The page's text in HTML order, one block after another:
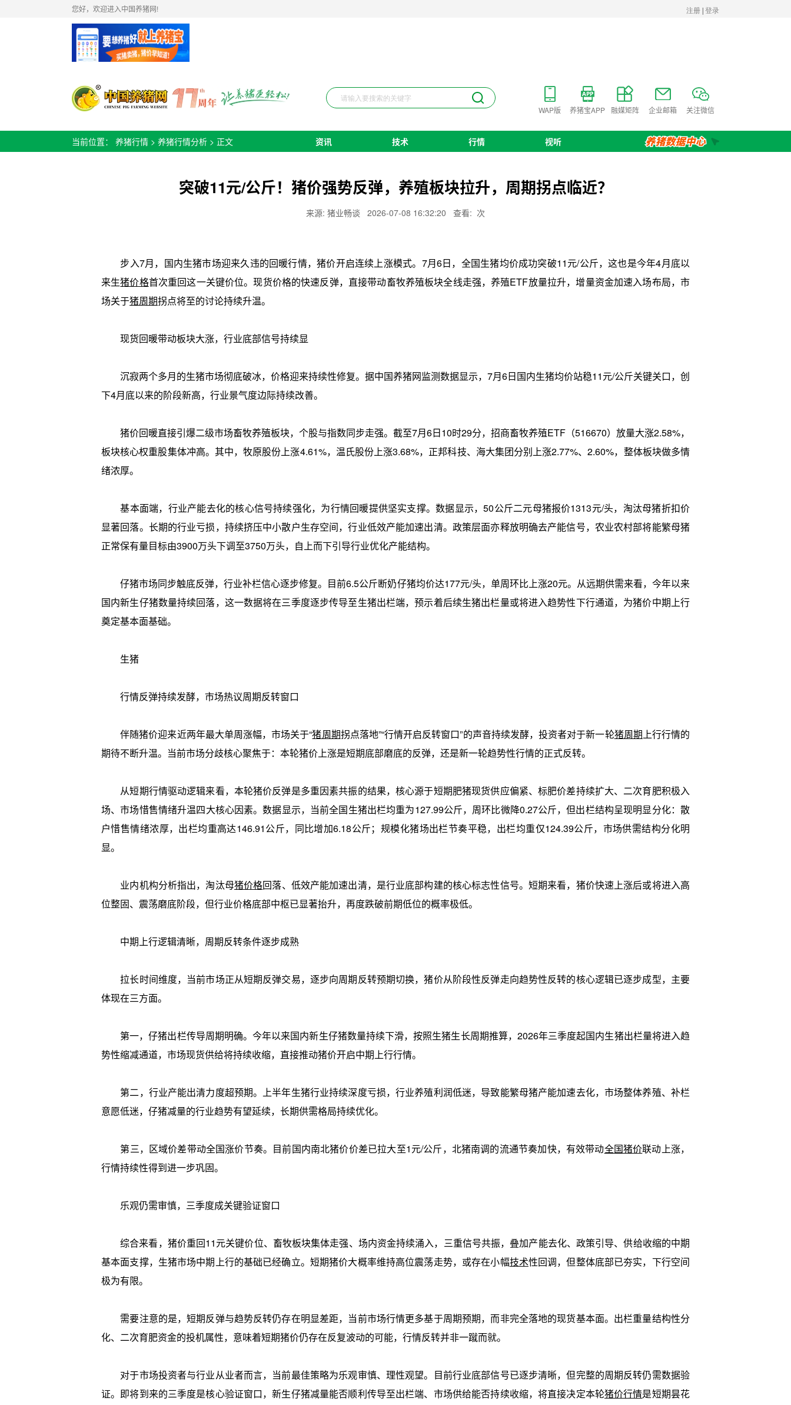
您好，欢迎进入中国养猪网!
WAP版 养猪宝APP 融媒矩阵 企业邮箱 关注微信
当前位置： 养猪行情 > 养猪行情分析 > 正文 资讯 技术 行情 视听
突破11元/公斤！猪价强势反弹，养殖板块拉升，周期拐点临近？
来源: 猪业畅谈 2026-07-08 16:32:20 查看: 次
步入7月，国内生猪市场迎来久违的回暖行情，猪价开启连续上涨模式。7月6日，全国生猪均价成功突破11元/公斤，这也是今年4月底以
来生猪价格首次重回这一关键价位。现货价格的快速反弹，直接带动畜牧养殖板块全线走强，养殖ETF放量拉升，增量资金加速入场布局，市
场关于猪周期拐点将至的讨论持续升温。
现货回暖带动板块大涨，行业底部信号持续显
沉寂两个多月的生猪市场彻底破冰，价格迎来持续性修复。据中国养猪网监测数据显示，7月6日国内生猪均价站稳11元/公斤关键关口，创
下4月底以来的阶段新高，行业景气度边际持续改善。
猪价回暖直接引爆二级市场畜牧养殖板块，个股与指数同步走强。截至7月6日10时29分，招商畜牧养殖ETF（516670）放量大涨2.58%，
板块核心权重股集体冲高。其中，牧原股份上涨4.61%，温氏股份上涨3.68%，正邦科技、海大集团分别上涨2.77%、2.60%，整体板块做多情
绪浓厚。
基本面端，行业产能去化的核心信号持续强化，为行情回暖提供坚实支撑。数据显示，50公斤二元母猪报价1313元/头，淘汰母猪折扣价
显著回落。长期的行业亏损，持续挤压中小散户生存空间，行业低效产能加速出清。政策层面亦释放明确去产能信号，农业农村部将能繁母猪
正常保有量目标由3900万头下调至3750万头，自上而下引导行业优化产能结构。
仔猪市场同步触底反弹，行业补栏信心逐步修复。目前6.5公斤断奶仔猪均价达177元/头，单周环比上涨20元。从远期供需来看，今年以来
国内新生仔猪数量持续回落，这一数据将在三季度逐步传导至生猪出栏端，预示着后续生猪出栏量或将进入趋势性下行通道，为猪价中期上行
奠定基本面基础。
生猪
行情反弹持续发酵，市场热议周期反转窗口
伴随猪价迎来近两年最大单周涨幅，市场关于“猪周期拐点落地”“行情开启反转窗口”的声音持续发酵，投资者对于新一轮猪周期上行行情的
期待不断升温。当前市场分歧核心聚焦于：本轮猪价上涨是短期底部磨底的反弹，还是新一轮趋势性行情的正式反转。
从短期行情驱动逻辑来看，本轮猪价反弹是多重因素共振的结果，核心源于短期肥猪现货供应偏紧、标肥价差持续扩大、二次育肥积极入
场、市场惜售情绪升温四大核心因素。数据显示，当前全国生猪出栏均重为127.99公斤，周环比微降0.27公斤，但出栏结构呈现明显分化：散
户惜售情绪浓厚，出栏均重高达146.91公斤，同比增加6.18公斤；规模化猪场出栏节奏平稳，出栏均重仅124.39公斤，市场供需结构分化明
显。
业内机构分析指出，淘汰母猪价格回落、低效产能加速出清，是行业底部构建的核心标志性信号。短期来看，猪价快速上涨后或将进入高
位整固、震荡磨底阶段，但行业价格底部中枢已显著抬升，再度跌破前期低位的概率极低。
中期上行逻辑清晰，周期反转条件逐步成熟
拉长时间维度，当前市场正从短期反弹交易，逐步向周期反转预期切换，猪价从阶段性反弹走向趋势性反转的核心逻辑已逐步成型，主要
体现在三方面。
第一，仔猪出栏传导周期明确。今年以来国内新生仔猪数量持续下滑，按照生猪生长周期推算，2026年三季度起国内生猪出栏量将进入趋
势性缩减通道，市场现货供给将持续收缩，直接推动猪价开启中期上行行情。
第二，行业产能出清力度超预期。上半年生猪行业持续深度亏损，行业养殖利润低迷，导致能繁母猪产能加速去化，市场整体养殖、补栏
意愿低迷，仔猪减量的行业趋势有望延续，长期供需格局持续优化。
第三，区域价差带动全国涨价节奏。目前国内南北猪价价差已拉大至1元/公斤，北猪南调的流通节奏加快，有效带动全国猪价联动上涨，
行情持续性得到进一步巩固。
乐观仍需审慎，三季度成关键验证窗口
综合来看，猪价重回11元关键价位、畜牧板块集体走强、场内资金持续涌入，三重信号共振，叠加产能去化、政策引导、供给收缩的中期
基本面支撑，生猪市场中期上行的基础已经确立。短期猪价大概率维持高位震荡走势，或存在小幅技术性回调，但整体底部已夯实，下行空间
极为有限。
需要注意的是，短期反弹与趋势反转仍存在明显差距，当前市场行情更多基于周期预期，而非完全落地的现货基本面。出栏重量结构性分
化、二次育肥资金的投机属性，意味着短期猪价仍存在反复波动的可能，行情反转并非一蹴而就。
对于市场投资者与行业从业者而言，当前最佳策略为乐观审慎、理性观望。目前行业底部信号已逐步清晰，但完整的周期反转仍需数据验
证。即将到来的三季度是核心验证窗口，新生仔猪减量能否顺利传导至出栏端、市场供给能否持续收缩，将直接决定本轮猪价行情是短期昙花